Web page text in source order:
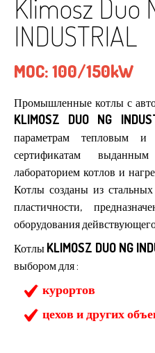
Klimosz Duo
INDUSTRIAL
MOC:100/150kW
Промышленные котлы с
KLIMOSZ DUO NG
параметрам тепловым и
сертификатам выданным
лабораторием котлов и
Котлы созданы из
пластичности,
оборудования
Котлы KLIMOSZ DUO NG
выбором для :
курортов
цехов и других